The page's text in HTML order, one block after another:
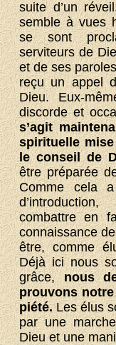
suite d’un
semble à vues
se sont
serviteurs de
et de ses
reçu un appel
Dieu. Eux-
discorde et
s’agit
spirituelle
le conseil de
être préparée
Comme cela
combattre en
connaissance
être, comme
Déjà ici nous
grâce,nous
prouvons
piété.Les élus
par une
Dieu et une